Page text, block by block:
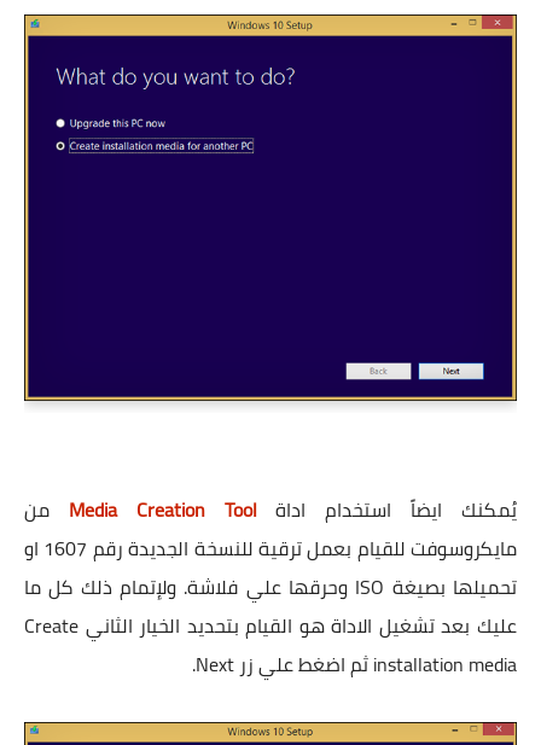
يُمكنك ايضاً استخدام اداةMedia Creation Tool من
مايكروسوفت للقيام بعمل ترقية للنسخة الجديدة رقم 1607 او
تحميلها بصيغة ISO وحرقها علي فلاشة. ولإتمام ذلك كل ما
عليك بعد تشغيل الاداة هو القيام بتحديد الخيار الثاني Create
installation media ثم اضغط علي زر Next.